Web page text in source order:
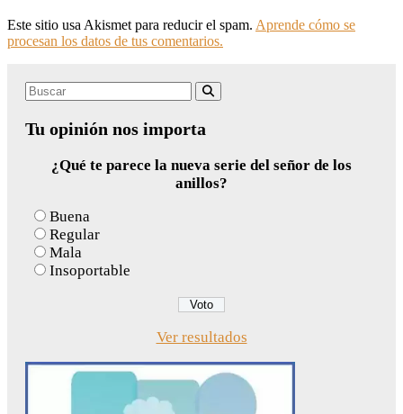
Este sitio usa Akismet para reducir el spam. Aprende cómo se
procesan los datos de tus comentarios.
Search
Tu opinión nos importa
¿Qué te parece la nueva serie del señor de los
anillos?
Buena
Regular
Mala
Insoportable
Ver resultados